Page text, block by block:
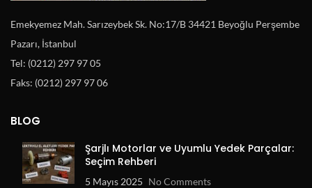
Emekyemez Mah. Sarızeybek Sk. No:17/B 34421 Beyoğlu Perşembe
Pazarı, İstanbul
Tel: (0212) 297 97 05
Faks: (0212) 297 97 06
BLOG
Şarjlı Motorlar ve Uyumlu Yedek Parçalar:
Seçim Rehberi
5 Mayıs 2025 No Comments